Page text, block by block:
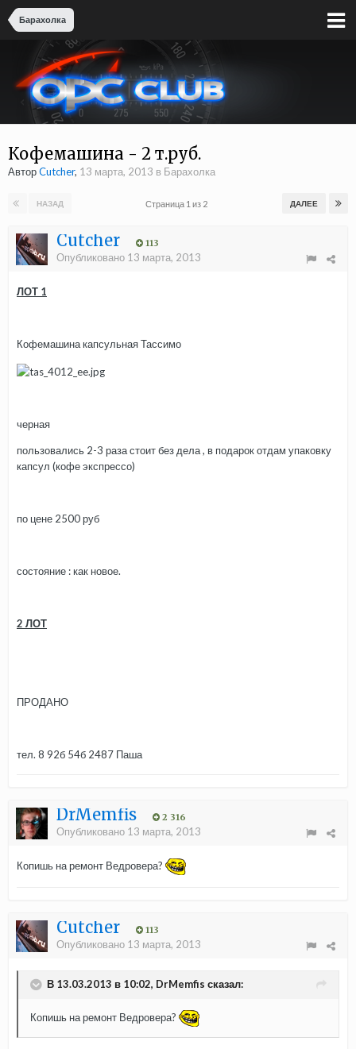
Барахолка
Кофемашина - 2 т.руб.
АвторCutcher, 13 марта, 2013 в Барахолка
НАЗАД ДАЛЕЕ
Страница 1 из 2
Cutcher 113
Опубликовано 13 марта, 2013
ЛОТ 1
Кофемашина капсульная Тассимо
черная
пользовались 2-3 раза стоит без дела , в подарок отдам упаковку
капсул (кофе экспрессо)
по цене 2500 руб
состояние : как новое.
2 ЛОТ
ПРОДАНО
тел. 8 92б 54б 2487 Паша
DrMemfis 2 316
Опубликовано 13 марта, 2013
Копишь на ремонт Ведровера?
Cutcher 113
Опубликовано 13 марта, 2013
В 13.03.2013 в 10:02, DrMemfis сказал:
Копишь на ремонт Ведровера?